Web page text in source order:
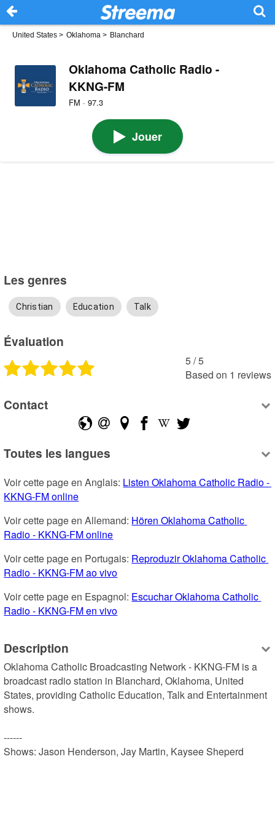
United States > Oklahoma > Blanchard
Oklahoma Catholic Radio -
KKNG-FM
FM · 97.3
Jouer
Les genres
Christian Education Talk
Évaluation
5 /5
Based on 1 reviews
Contact
Toutes les langues
Voir cette page en Anglais: Listen Oklahoma Catholic Radio -
KKNG-FM online
Voir cette page en Allemand: Hören Oklahoma Catholic
Radio - KKNG-FM online
Voir cette page en Portugais: Reproduzir Oklahoma Catholic
Radio - KKNG-FM ao vivo
Voir cette page en Espagnol: Escuchar Oklahoma Catholic
Radio - KKNG-FM en vivo
Description
Oklahoma Catholic Broadcasting Network - KKNG-FM is a
broadcast radio station in Blanchard, Oklahoma, United
States, providing Catholic Education, Talk and Entertainment
shows.
------
Shows: Jason Henderson, Jay Martin, Kaysee Sheperd